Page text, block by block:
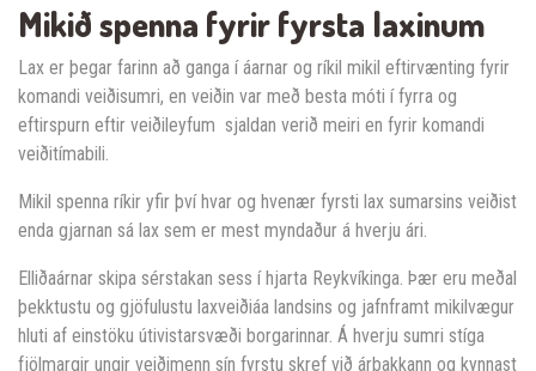
Mikið spenna fyrir fyrsta laxinum
Lax er þegar farinn að ganga í áarnar og ríkil mikil eftirvænting fyrir
komandi veiðisumri, en veiðin var með besta móti í fyrra og
eftirspurn eftir veiðileyfum sjaldan verið meiri en fyrir komandi
veiðitímabili.
Mikil spenna ríkir yfir því hvar og hvenær fyrsti lax sumarsins veiðist
enda gjarnan sá lax sem er mest myndaður á hverju ári.
Elliðaárnar skipa sérstakan sess í hjarta Reykvíkinga. Þær eru meðal
þekktustu og gjöfulustu laxveiðiáa landsins og jafnframt mikilvægur
hluti af einstöku útivistarsvæði borgarinnar. Á hverju sumri stíga
fjölmargir ungir veiðimenn sín fyrstu skref við árbakkann og kynnast